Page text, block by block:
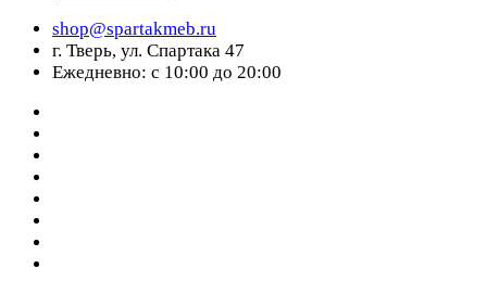
shop@spartakmeb.ru
г. Тверь, ул. Спартака 47
Ежедневно: с 10:00 до 20:00